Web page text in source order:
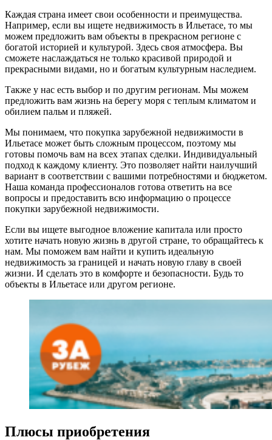
Каждая страна имеет свои особенности и преимущества.
Например, если вы ищете недвижимость в Ильетасе, то мы
можем предложить вам объекты в прекрасном регионе с
богатой историей и культурой. Здесь своя атмосфера. Вы
сможете наслаждаться не только красивой природой и
прекрасными видами, но и богатым культурным наследием.
Также у нас есть выбор и по другим регионам. Мы можем
предложить вам жизнь на берегу моря с теплым климатом и
обилием пальм и пляжей.
Мы понимаем, что покупка зарубежной недвижимости в
Ильетасе может быть сложным процессом, поэтому мы
готовы помочь вам на всех этапах сделки. Индивидуальный
подход к каждому клиенту. Это позволяет найти наилучший
вариант в соответствии с вашими потребностями и бюджетом.
Наша команда профессионалов готова ответить на все
вопросы и предоставить всю информацию о процессе
покупки зарубежной недвижимости.
Если вы ищете выгодное вложение капитала или просто
хотите начать новую жизнь в другой стране, то обращайтесь к
нам. Мы поможем вам найти и купить идеальную
недвижимость за границей и начать новую главу в своей
жизни. И сделать это в комфорте и безопасности. Будь то
объекты в Ильетасе или другом регионе.
Плюсы приобретения